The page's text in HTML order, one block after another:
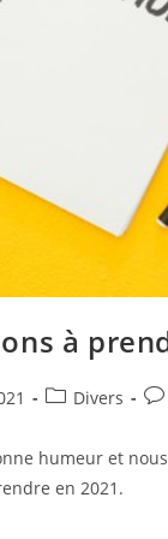
à
PostDivers
humeur et
en 2021.